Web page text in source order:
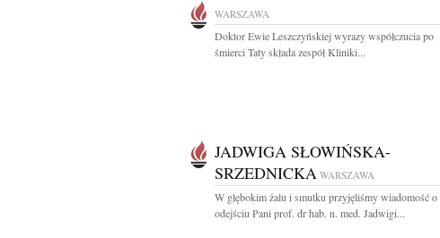
WARSZAWA
Doktor Ewie Leszczyńskiej wyrazy współczucia po
śmierci Taty składa zespół Kliniki...
JADWIGA SŁOWIŃSKA-
SRZEDNICKA WARSZAWA
W głębokim żalu i smutku przyjęliśmy wiadomość o
odejściu Pani prof. dr hab. n. med. Jadwigi...